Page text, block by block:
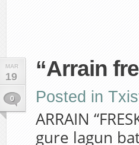
MAR
19
0
“Arrain
Posted in
ARRAIN
gure lagun